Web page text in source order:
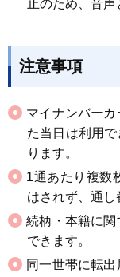
止のため、音声
注意事項
マイナンバー
た当日は利用
ります。
1通あたり複数
はされず、通し
続柄・本籍に
できます。
同一世帯に転